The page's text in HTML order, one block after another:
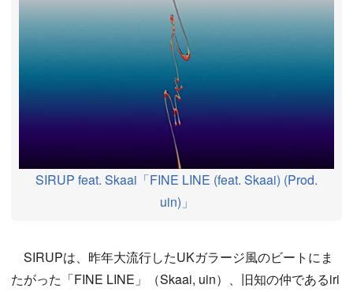
SIRUP feat. Skaai「FINE LINE (feat. Skaai) (Prod.
uin)」
SIRUPは、昨年大流行したUKガラージ風のビートにま
たがった「FINE LINE」（Skaai, uin）、旧知の仲であるiri